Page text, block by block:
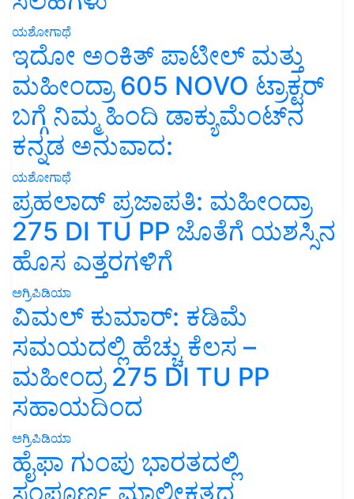
ಯಶೋಗಾಥೆ
ಇದೋ ಅಂಕಿತ್ ಪಾಟೀಲ್ ಮತ್ತು
ಮಹೀಂದ್ರಾ 605 NOVO ಟ್ರಾಕ್ಟರ್
ಬಗ್ಗೆ ನಿಮ್ಮ ಹಿಂದಿ ಡಾಕ್ಯುಮೆಂಟ್‌ನ
ಕನ್ನಡ ಅನುವಾದ:
ಯಶೋಗಾಥೆ
ಪ್ರಹಲಾದ್ ಪ್ರಜಾಪತಿ: ಮಹೀಂದ್ರಾ
275 DI TU PP ಜೊತೆಗೆ ಯಶಸ್ಸಿನ
ಹೊಸ ಎತ್ತರಗಳಿಗೆ
ಅಗ್ರಿಪಿಡಿಯಾ
ವಿಮಲ್ ಕುಮಾರ್: ಕಡಿಮೆ
ಸಮಯದಲ್ಲಿ ಹೆಚ್ಚು ಕೆಲಸ –
ಮಹೀಂದ್ರ 275 DI TU PP
ಸಹಾಯದಿಂದ
ಅಗ್ರಿಪಿಡಿಯಾ
ಹೈಫಾ ಗುಂಪು ಭಾರತದಲ್ಲಿ
ಸಂಪೂರ್ಣ ಮಾಲೀಕತ್ವದ